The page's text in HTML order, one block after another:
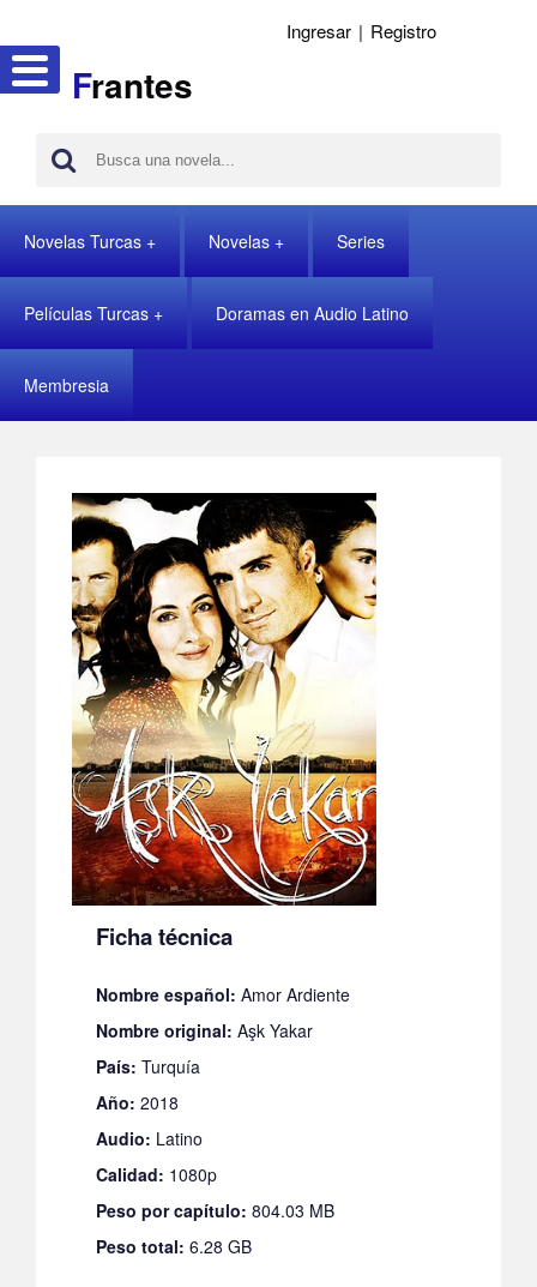
Frantes
Ingresar | Registro
Novelas Turcas Novelas Series
Películas Turcas Doramas en Audio Latino
Membresia
Ficha técnica
Nombre español: Amor Ardiente
Nombre original: Aşk Yakar
País: Turquía
Año: 2018
Audio: Latino
Calidad: 1080p
Peso por capítulo: 804.03 MB
Peso total: 6.28 GB